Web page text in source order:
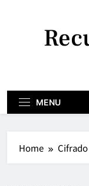
MENU
Home